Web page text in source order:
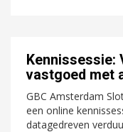
Kennissessie:
vastgoed met
GBC Amsterdam
een online
datagedreven